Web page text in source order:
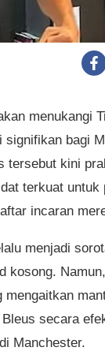
menukangi
signifikan bagi
tersebut kini
terkuat untuk
incaran
menjadi
kosong. Namun,
mengaitkan
secara
Manchester.